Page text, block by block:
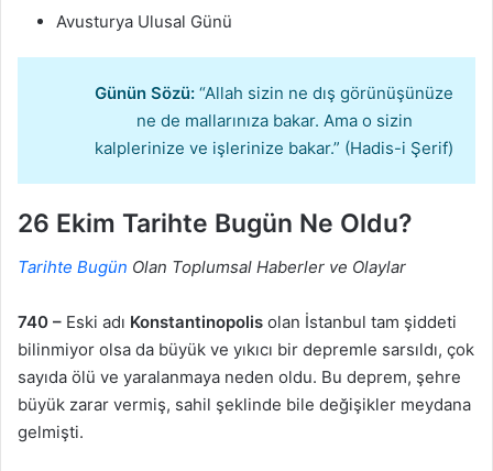
Avusturya Ulusal Günü
Günün Sözü: “Allah sizin ne dış görünüşünüze
ne de mallarınıza bakar. Ama o sizin
kalplerinize ve işlerinize bakar.” (Hadis-i Şerif)
26 Ekim Tarihte Bugün Ne Oldu?
Tarihte Bugün Olan Toplumsal Haberler ve Olaylar
740 – Eski adı Konstantinopolis olan İstanbul tam şiddeti
bilinmiyor olsa da büyük ve yıkıcı bir depremle sarsıldı, çok
sayıda ölü ve yaralanmaya neden oldu. Bu deprem, şehre
büyük zarar vermiş, sahil şeklinde bile değişikler meydana
gelmişti.